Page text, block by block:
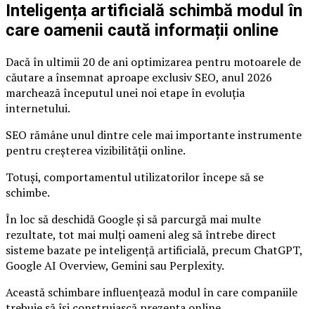
Inteligența artificială schimbă modul în
care oamenii caută informații online
Dacă în ultimii 20 de ani optimizarea pentru motoarele de
căutare a însemnat aproape exclusiv SEO, anul 2026
marchează începutul unei noi etape în evoluția
internetului.
SEO rămâne unul dintre cele mai importante instrumente
pentru creșterea vizibilității online.
Totuși, comportamentul utilizatorilor începe să se
schimbe.
În loc să deschidă Google și să parcurgă mai multe
rezultate, tot mai mulți oameni aleg să întrebe direct
sisteme bazate pe inteligență artificială, precum ChatGPT,
Google AI Overview, Gemini sau Perplexity.
Această schimbare influențează modul în care companiile